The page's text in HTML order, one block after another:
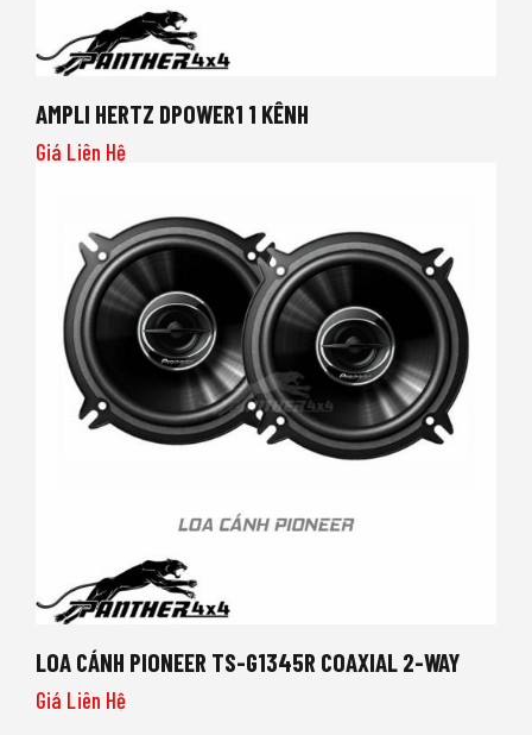
AMPLI HERTZ DPOWER1 1 KÊNH
Giá Liên Hệ
LOA CÁNH PIONEER TS-G1345R COAXIAL 2-WAY
Giá Liên Hệ